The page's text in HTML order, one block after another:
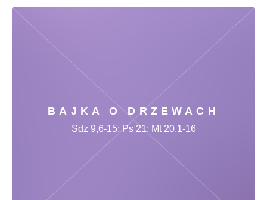
BAJKA O DRZEWACH
Sdz 9,6-15; Ps 21; Mt 20,1-16